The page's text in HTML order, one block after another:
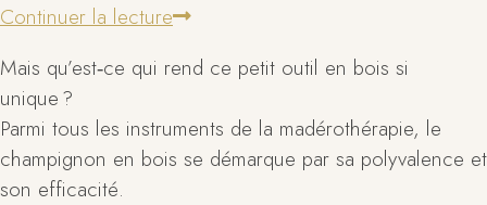
Continuer la lecture
Mais qu’est‑ce qui rend ce petit outil en bois si
unique ?
Parmi tous les instruments de la madérothérapie, le
champignon en bois se démarque par sa polyvalence et
son efficacité.